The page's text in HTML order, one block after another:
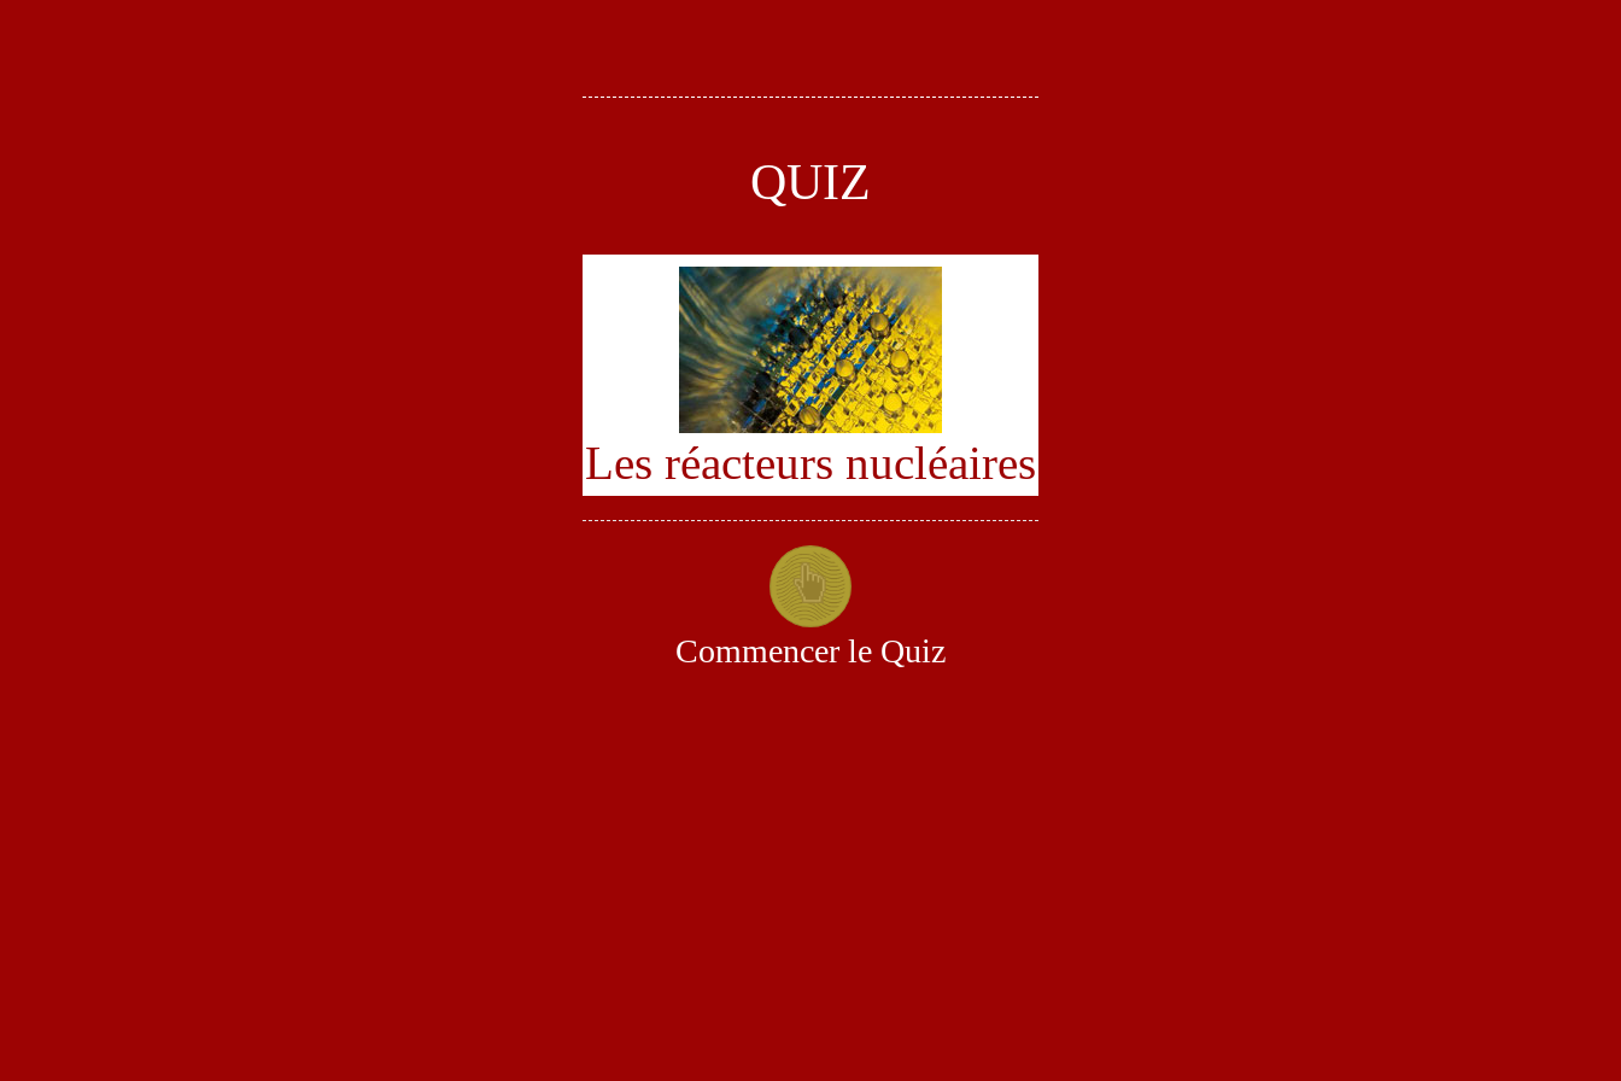
QUIZ
Les réacteurs nucléaires
Commencer le Quiz